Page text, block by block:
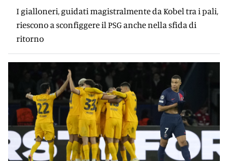
I gialloneri, guidati magistralmente da Kobel tra i pali,
riescono a sconfiggere il PSG anche nella sfida di
ritorno